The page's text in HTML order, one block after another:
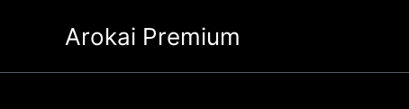
Arokai Premium